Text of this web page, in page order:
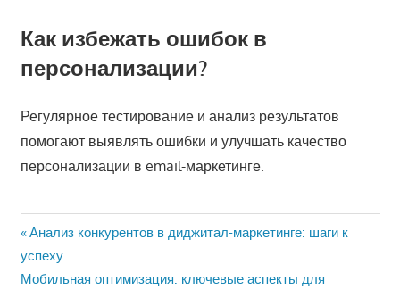
Как избежать ошибок в
персонализации?
Регулярное тестирование и анализ результатов
помогают выявлять ошибки и улучшать качество
персонализации в email-маркетинге.
Навигация
по
Предыдущая
запись:
Анализ конкурентов в диджитал-маркетинге: шаги к
успеху
Следующая
Мобильная оптимизация: ключевые аспекты для